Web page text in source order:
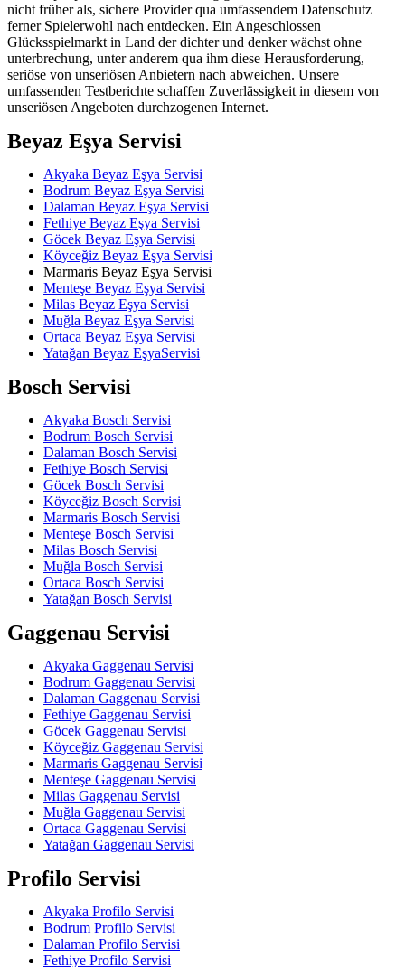
nicht früher als, sichere Provider qua umfassendem Datenschutz
ferner Spielerwohl nach entdecken. Ein Angeschlossen
Glücksspielmarkt in Land der dichter und denker wächst ohne
unterbrechung, unter anderem qua ihm diese Herausforderung,
seriöse von unseriösen Anbietern nach abweichen. Unsere
umfassenden Testberichte schaffen Zuverlässigkeit in diesem von
unseriösen Angeboten durchzogenen Internet.
Beyaz Eşya Servisi
Akyaka Beyaz Eşya Servisi
Bodrum Beyaz Eşya Servisi
Dalaman Beyaz Eşya Servisi
Fethiye Beyaz Eşya Servisi
Göcek Beyaz Eşya Servisi
Köyceğiz Beyaz Eşya Servisi
Marmaris Beyaz Eşya Servisi
Menteşe Beyaz Eşya Servisi
Milas Beyaz Eşya Servisi
Muğla Beyaz Eşya Servisi
Ortaca Beyaz Eşya Servisi
Yatağan Beyaz EşyaServisi
Bosch Servisi
Akyaka Bosch Servisi
Bodrum Bosch Servisi
Dalaman Bosch Servisi
Fethiye Bosch Servisi
Göcek Bosch Servisi
Köyceğiz Bosch Servisi
Marmaris Bosch Servisi
Menteşe Bosch Servisi
Milas Bosch Servisi
Muğla Bosch Servisi
Ortaca Bosch Servisi
Yatağan Bosch Servisi
Gaggenau Servisi
Akyaka Gaggenau Servisi
Bodrum Gaggenau Servisi
Dalaman Gaggenau Servisi
Fethiye Gaggenau Servisi
Göcek Gaggenau Servisi
Köyceğiz Gaggenau Servisi
Marmaris Gaggenau Servisi
Menteşe Gaggenau Servisi
Milas Gaggenau Servisi
Muğla Gaggenau Servisi
Ortaca Gaggenau Servisi
Yatağan Gaggenau Servisi
Profilo Servisi
Akyaka Profilo Servisi
Bodrum Profilo Servisi
Dalaman Profilo Servisi
Fethiye Profilo Servisi